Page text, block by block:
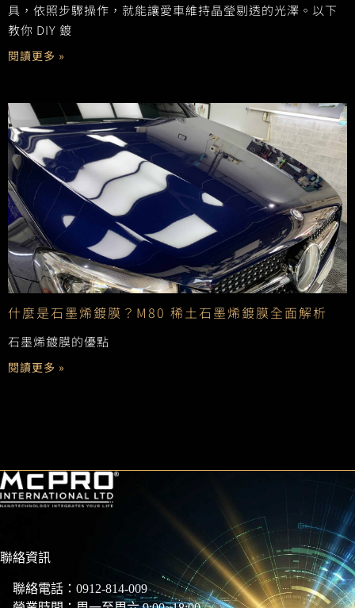
具，依照步驟操作，就能讓愛車維持晶瑩剔透的光澤。以下
教你 DIY 鍍
閱讀更多 »
什麼是石墨烯鍍膜？M80 稀土石墨烯鍍膜全面解析
石墨烯鍍膜的優點
閱讀更多 »
聯絡資訊
聯絡電話： 0912-814-009